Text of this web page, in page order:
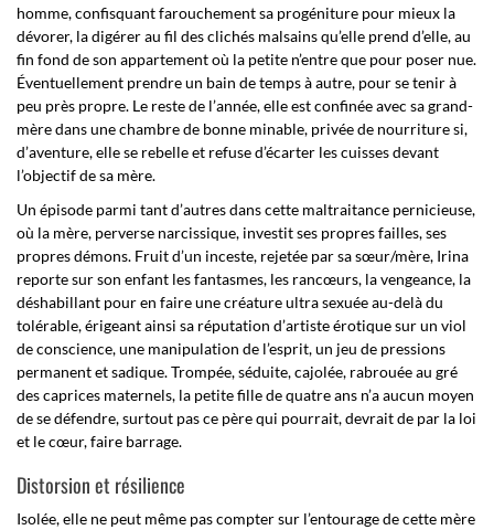
homme, confisquant farouchement sa progéniture pour mieux la
dévorer, la digérer au fil des clichés malsains qu’elle prend d’elle, au
fin fond de son appartement où la petite n’entre que pour poser nue.
Éventuellement prendre un bain de temps à autre, pour se tenir à
peu près propre. Le reste de l’année, elle est confinée avec sa grand-
mère dans une chambre de bonne minable, privée de nourriture si,
d’aventure, elle se rebelle et refuse d’écarter les cuisses devant
l’objectif de sa mère.
Un épisode parmi tant d’autres dans cette maltraitance pernicieuse,
où la mère, perverse narcissique, investit ses propres failles, ses
propres démons. Fruit d’un inceste, rejetée par sa sœur/mère, Irina
reporte sur son enfant les fantasmes, les rancœurs, la vengeance, la
déshabillant pour en faire une créature ultra sexuée au-delà du
tolérable, érigeant ainsi sa réputation d’artiste érotique sur un viol
de conscience, une manipulation de l’esprit, un jeu de pressions
permanent et sadique. Trompée, séduite, cajolée, rabrouée au gré
des caprices maternels, la petite fille de quatre ans n’a aucun moyen
de se défendre, surtout pas ce père qui pourrait, devrait de par la loi
et le cœur, faire barrage.
Distorsion et résilience
Isolée, elle ne peut même pas compter sur l’entourage de cette mère